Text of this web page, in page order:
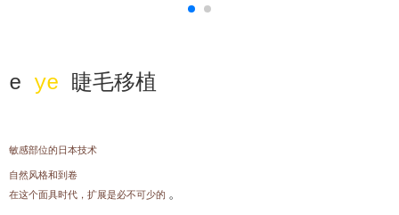
e ye 睫毛移植
敏感部位的日本技术
自然风格和到卷
在这个面具时代，扩展是必不可少的 。